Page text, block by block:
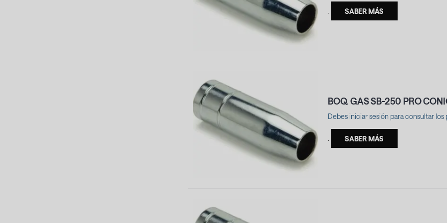
SABER MÁS
BOQ. GAS SB-250 PRO
Debes iniciar sesión para consultar los
SABER MÁS